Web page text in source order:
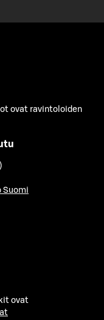
ovat ravintoloiden
Suomi
ovat